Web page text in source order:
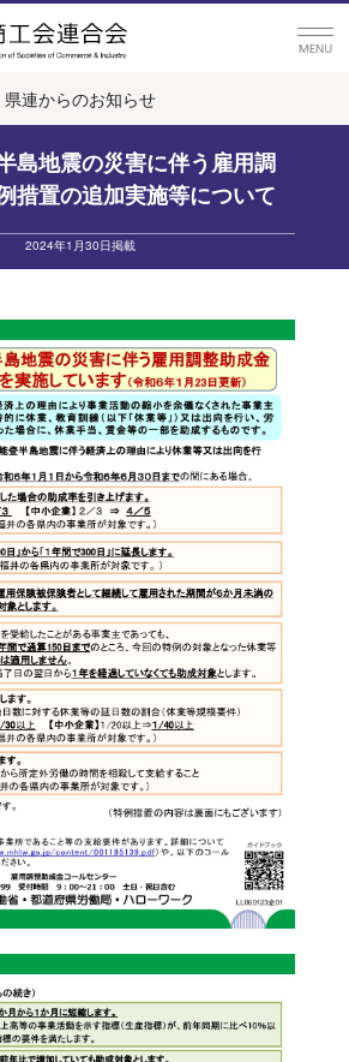
県連からのお知らせ
島地震の災害に伴う雇用調
措置の追加実施等について
2024年1月30日掲載